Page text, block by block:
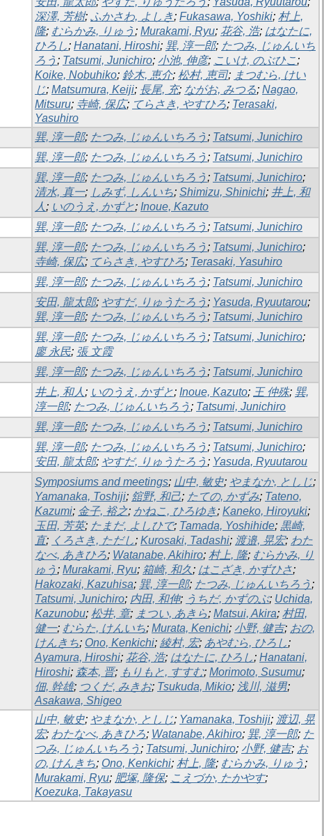
深澤, 芳樹; ふかさわ, よしき; Fukasawa, Yoshiki; 村上,
隆; むらかみ, りゅう ; Murakami, Ryu; 花谷, 浩; はなたに,
ひろし; Hanatani, Hiroshi; 巽, 淳一郎; たつみ, じゅんいち
ろう ; Tatsumi, Junichiro; 小池, 伸彦; こいけ, のぶひこ;
Koike, Nobuhiko; 鈴木, 恵介; 松村, 恵司; まつむら, けい
じ; Matsumura, Keiji; 長尾, 充; ながお, みつる; Nagao,
Mitsuru; 寺崎, 保広; てらさき, やすひろ; Terasaki,
Yasuhiro
巽, 淳一郎; たつみ, じゅんいちろう ; Tatsumi, Junichiro
巽, 淳一郎; たつみ, じゅんいちろう ; Tatsumi, Junichiro
巽, 淳一郎; たつみ, じゅんいちろう ; Tatsumi, Junichiro;
清水, 真一; しみず, しんいち; Shimizu, Shinichi; 井上, 和
人 ; いのうえ, かずと; Inoue, Kazuto
巽, 淳一郎; たつみ, じゅんいちろう ; Tatsumi, Junichiro
巽, 淳一郎; たつみ, じゅんいちろう ; Tatsumi, Junichiro;
寺崎, 保広; てらさき, やすひろ; Terasaki, Yasuhiro
巽, 淳一郎; たつみ, じゅんいちろう ; Tatsumi, Junichiro
安田, 龍太郎; やすだ, りゅうたろう ; Yasuda, Ryuutarou;
巽, 淳一郎; たつみ, じゅんいちろう ; Tatsumi, Junichiro
巽, 淳一郎; たつみ, じゅんいちろう ; Tatsumi, Junichiro;
廖 永民; 張 文霞
巽, 淳一郎; たつみ, じゅんいちろう ; Tatsumi, Junichiro
井上, 和人 ; いのうえ, かずと; Inoue, Kazuto; 王 仲殊; 巽,
淳一郎; たつみ, じゅんいちろう ; Tatsumi, Junichiro
巽, 淳一郎; たつみ, じゅんいちろう ; Tatsumi, Junichiro
巽, 淳一郎; たつみ, じゅんいちろう ; Tatsumi, Junichiro;
安田, 龍太郎; やすだ, りゅうたろう ; Yasuda, Ryuutarou
Symposiums and meetings; 山中, 敏史; やまなか, としじ;
Yamanaka, Toshiji; 舘野, 和己; たての, かずみ; Tateno,
Kazumi; 金子, 裕之; かねこ, ひろゆき; Kaneko, Hiroyuki;
玉田, 芳英; たまだ, よしひで; Tamada, Yoshihide; 黒崎,
直; くろさき, ただし; Kurosaki, Tadashi; 渡邉, 晃宏; わた
なべ, あきひろ; Watanabe, Akihiro; 村上, 隆; むらかみ, り
ゅう ; Murakami, Ryu; 箱崎, 和久; はこざき, かずひさ;
Hakozaki, Kazuhisa; 巽, 淳一郎; たつみ, じゅんいちろう ;
Tatsumi, Junichiro; 内田, 和伸; うちだ, かずのぶ; Uchida,
Kazunobu; 松井, 章; まつい, あきら; Matsui, Akira; 村田,
健一; むらた, けんいち; Murata, Kenichi; 小野, 健吉; おの,
けんきち; Ono, Kenkichi; 綾村, 宏; あやむら, ひろし;
Ayamura, Hiroshi; 花谷, 浩; はなたに, ひろし; Hanatani,
Hiroshi; 森本, 晋; もりもと, すすむ; Morimoto, Susumu;
佃, 幹雄; つくだ, みきお; Tsukuda, Mikio; 浅川, 滋男;
Asakawa, Shigeo
山中, 敏史; やまなか, としじ; Yamanaka, Toshiji; 渡辺, 晃
宏; わたなべ, あきひろ; Watanabe, Akihiro; 巽, 淳一郎; た
つみ, じゅんいちろう ; Tatsumi, Junichiro; 小野, 健吉; お
の, けんきち; Ono, Kenkichi; 村上, 隆; むらかみ, りゅう ;
Murakami, Ryu; 肥塚, 隆保; こえづか, たかやす;
Koezuka, Takayasu